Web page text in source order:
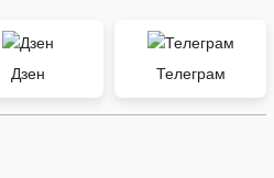
Дзен Телеграм